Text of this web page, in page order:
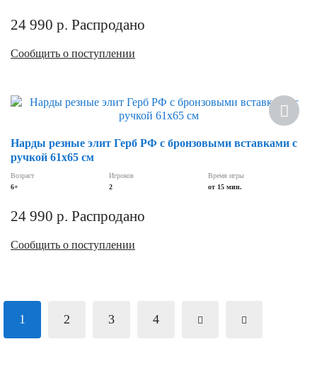
24 990 р. Распродано
Сообщить о поступлении
Нарды резные элит Герб РФ с бронзовыми вставками с
ручкой 61х65 см
Возраст
6+
Игроков
2
Время игры
от 15 мин.
24 990 р. Распродано
Сообщить о поступлении
1 2 3 4